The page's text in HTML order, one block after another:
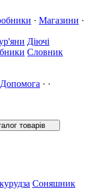
· Магазини ·
Діючі
Словник
Допомога · ·
товарів
Соняшник